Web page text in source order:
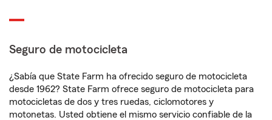
Seguro de motocicleta
¿Sabía que State Farm ha ofrecido seguro de motocicleta
desde 1962? State Farm ofrece seguro de motocicleta para
motocicletas de dos y tres ruedas, ciclomotores y
motonetas. Usted obtiene el mismo servicio confiable de la